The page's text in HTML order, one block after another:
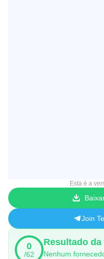
Esta é a
Join
0
/62
Resultado
Nenhum